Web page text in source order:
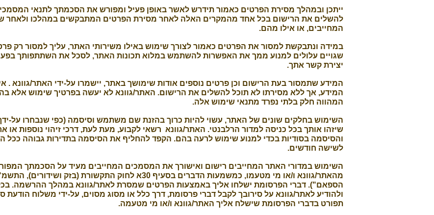
ייתכן ובמהלך מסירת הפרטים כאמור תידרש לאשר באופן פעיל ומפורש את הסכמתך לתנאי
להשלים את הרישום בכל אחד מהמקרים האלה לאחר מסירת הפרטים המתבקשים במהלכו
המחייבים, או אילו מהם.
במידה ונתבקשת למסור את הפרטים כאמור לצורך שימוש באילו משירותי האתר, עליך למסור רק
שגויים עלולים למנוע ממך את האפשרות להשתמש במלוא תכונות האתר, לסכל את השתתפותך
יצירת קשר אתך.
המידע שתמסור בעת הרישום וכן פרטים נוספים אודות שימושך באתר, יישמרו על-ידי האתר/גוונא .
המידע, אך ללא מסירתו לא תוכל להשלים את הרישום. האתר/גוונא לא יעשה בפרטיך שימוש אלא
המהווה חלק בלתי נפרד מתנאי שימוש אלה.
השימוש בחלקים שונים של האתר, עשוי להיות כרוך בהזנת שם משתמש וסיסמה (כפי שנבחרו על-
שיזהו אותך בכל כניסה למדור הרלבנטי. האתר/גוונא רשאי לקבוע, מעת לעת, דרכי זיהוי נוספות
והסיסמה בסודיות בכדי למנוע שימוש לרעה בהם. הקפד להחליף את הסיסמה בתדירות גבוהה
לשישה חודשים.
השימוש במדורי האתר המחייבים רישום ואישורך את המסמכים המחייבים מעיד על הסכמתך
הספאם"). דברי הפרסומת ישלחו אליך באמצעות הפרטים שמסרת לאתר/גוונא במהלך ההרשמה.
ולהודיע לאתר/גוונא על סירובך לקבל דברי פרסומת, דרך כלל או מסוג מסוים, על-ידי משלוח הודעת
תפורט בדברי הפרסומת שישלח אליך האתר/גוונא ו/או מי מטעמה.